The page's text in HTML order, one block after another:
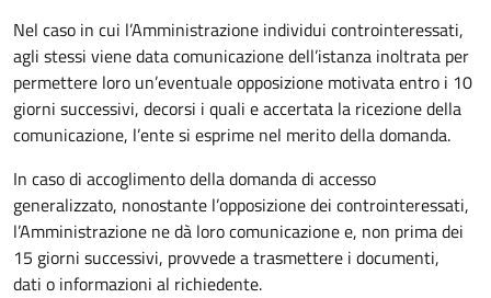
Nel caso in cui l’Amministrazione individui controinteressati,
agli stessi viene data comunicazione dell’istanza inoltrata per
permettere loro un’eventuale opposizione motivata entro i 10
giorni successivi, decorsi i quali e accertata la ricezione della
comunicazione, l’ente si esprime nel merito della domanda.
In caso di accoglimento della domanda di accesso
generalizzato, nonostante l’opposizione dei controinteressati,
l’Amministrazione ne dà loro comunicazione e, non prima dei
15 giorni successivi, provvede a trasmettere i documenti,
dati o informazioni al richiedente.